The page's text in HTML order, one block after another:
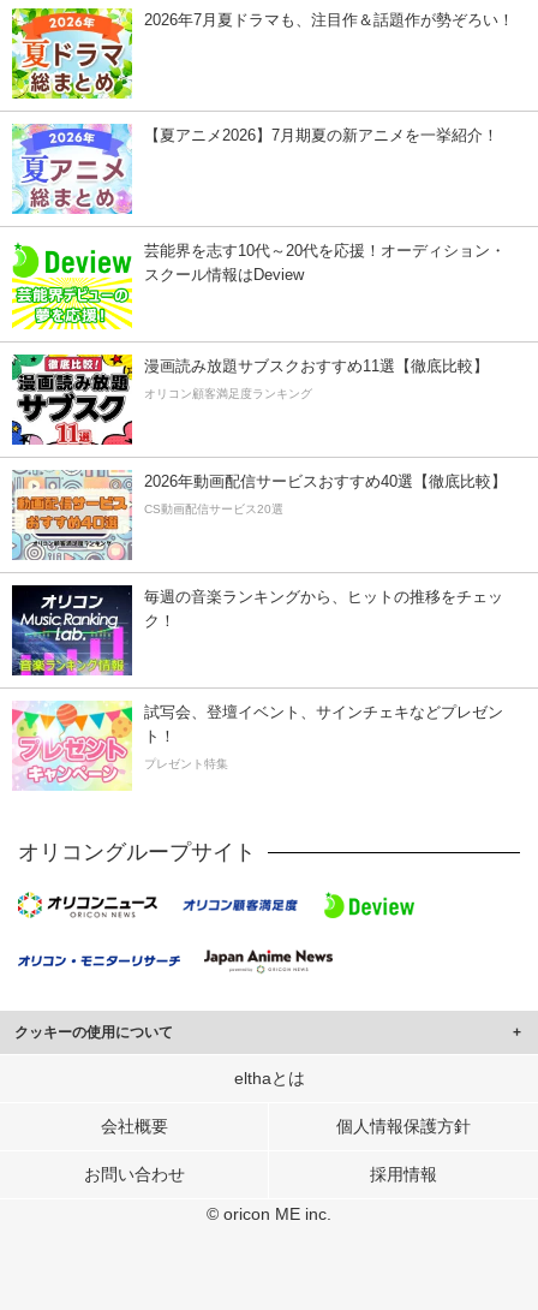
2026年7月夏ドラマも、注目作＆話題作が勢ぞろい！
【夏アニメ2026】7月期夏の新アニメを一挙紹介！
芸能界を志す10代～20代を応援！オーディション・
スクール情報はDeview
漫画読み放題サブスクおすすめ11選【徹底比較】
オリコン顧客満足度ランキング
2026年動画配信サービスおすすめ40選【徹底比較】
CS動画配信サービス20選
毎週の音楽ランキングから、ヒットの推移をチェッ
ク！
試写会、登壇イベント、サインチェキなどプレゼン
ト！
プレゼント特集
オリコングループサイト
クッキーの使用について
このサイトでは Cookie を使用して、ユーザーに合わせたコンテンツや広告の
行っています。
メディアや広告配信、データ解析の各パートナーに提供しています。
elthaとは
会社概要 個人情報保護方針
お問い合わせ 採用情報
© oricon ME inc.